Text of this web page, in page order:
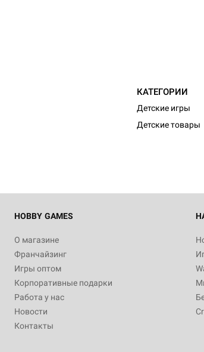
КАТЕГОРИИ
Детские игры
Детские товары
HOBBY GAMES
О магазине
Франчайзинг
Игры оптом
Корпоративные подарки
Работа у нас
Новости
Контакты
Настольная игра Hobby World Журнал
"Мир фантастики. Спецвыпуск: Братья
империи: Боевая тревога
799
Настольная игра Hobby World Сумерки
империи. Четвёртая редакция: Грозовой
Рубеж
12 990